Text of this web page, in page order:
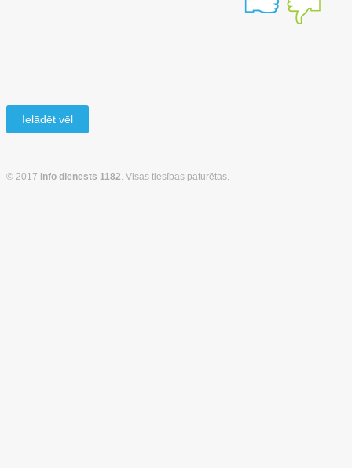
Ielādēt vēl
© 2017 Info dienests 1182. Visas tiesības paturētas.